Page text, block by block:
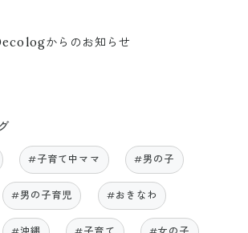
からのお知らせ
#子育て中ママ #男の子
#男の子育児 #おきなわ